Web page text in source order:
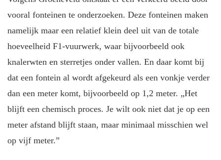
vooral fonteinen te onderzoeken. Deze fonteinen maken
namelijk maar een relatief klein deel uit van de totale
hoeveelheid F1-vuurwerk, waar bijvoorbeeld ook
knalerwten en sterretjes onder vallen. En daar komt bij
dat een fontein al wordt afgekeurd als een vonkje verder
dan een meter komt, bijvoorbeeld op 1,2 meter. „Het
blijft een chemisch proces. Je wilt ook niet dat je op een
meter afstand blijft staan, maar minimaal misschien wel
op vijf meter.”